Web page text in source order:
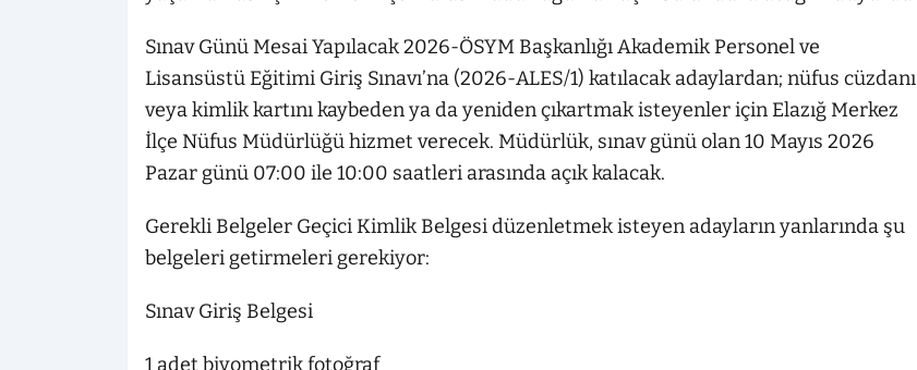
Sınav Günü Mesai Yapılacak 2026-ÖSYM Başkanlığı Akademik Personel ve
Lisansüstü Eğitimi Giriş Sınavı’na (2026-ALES/1) katılacak adaylardan; nüfus cüzdanı
veya kimlik kartını kaybeden ya da yeniden çıkartmak isteyenler için Elazığ Merkez
İlçe Nüfus Müdürlüğü hizmet verecek. Müdürlük, sınav günü olan 10 Mayıs 2026
Pazar günü 07:00 ile 10:00 saatleri arasında açık kalacak.
Gerekli Belgeler Geçici Kimlik Belgesi düzenletmek isteyen adayların yanlarında şu
belgeleri getirmeleri gerekiyor:
Sınav Giriş Belgesi
1 adet biyometrik fotoğraf